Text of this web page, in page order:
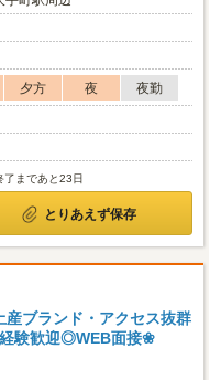
夕方 夜
夜勤
了まであと23日
とりあえず保存
産ブランド・アクセス抜群
験歓迎◎WEB面接❀